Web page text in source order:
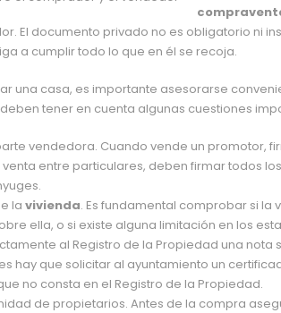
El documento privado no es obligatorio ni
a cumplir todo lo que en él se recoja.
una casa, es importante asesorarse
tener en cuenta algunas cuestiones
vendedora. Cuando vende un promotor,
venta entre particulares, deben firmar todos
la vivienda. Es fundamental comprobar si la
ella, o si existe alguna limitación en los
al Registro de la Propiedad una
hay que solicitar al ayuntamiento un
no consta en el Registro de la Propiedad.
de propietarios. Antes de la compra